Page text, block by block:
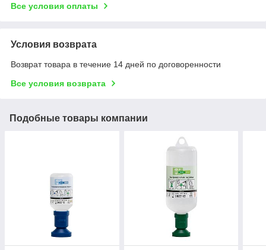
Все условия оплаты
Условия возврата
Возврат товара в течение 14 дней по договоренности
Все условия возврата
Подобные товары компании